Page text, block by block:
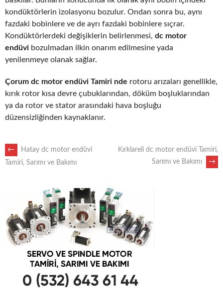
kondüktörlerin izolasyonu bozulur. Ondan sonra bu, aynı
fazdaki bobinlere ve de ayrı fazdaki bobinlere sıçrar.
Kondüktörlerdeki değişiklerin belirlenmesi, dc motor
endüvi bozulmadan ilkin onarım edilmesine yada
yenilenmeye olanak sağlar.
Çorum dc motor endüvi Tamiri nde rotoru arızaları genellikle,
kırık rotor kısa devre çubuklarından, döküm boşluklarından
ya da rotor ve stator arasındaki hava boşluğu
düzensizliğinden kaynaklanır.
POST
NAVIGATION
←
Hatay dc motor endüvi
Tamiri, Sarımı ve Bakımı
Kırklareli dc motor endüvi Tamiri,
Sarımı ve Bakımı
→